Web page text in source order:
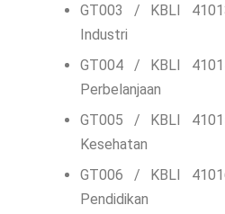
GT003 / KBLI
Industri
GT004 / KBLI
Perbelanjaan
GT005 / KBLI
Kesehatan
GT006 / KBLI
Pendidikan